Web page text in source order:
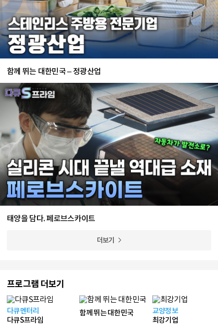
함께 뛰는 대한민국 – 정광산업
태양을 담다. 페로브스카이트
더보기
프로그램 더보기
다큐멘터리
다큐S프라임
함께 뛰는 대한민국
교양정보
최강기업